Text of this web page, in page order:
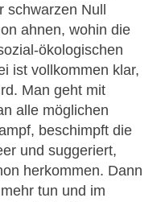
Null
ahnen, wohin die
ökologischen
ist vollkommen klar,
Man geht mit
alle möglichen
beschimpft die
und suggeriert,
herkommen. Dann
tun und im